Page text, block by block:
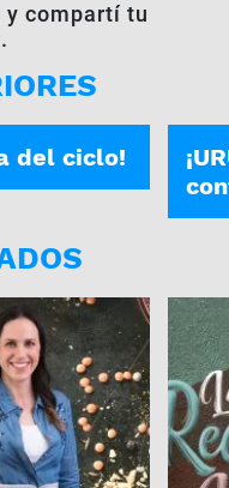
compartí tu
del ciclo!